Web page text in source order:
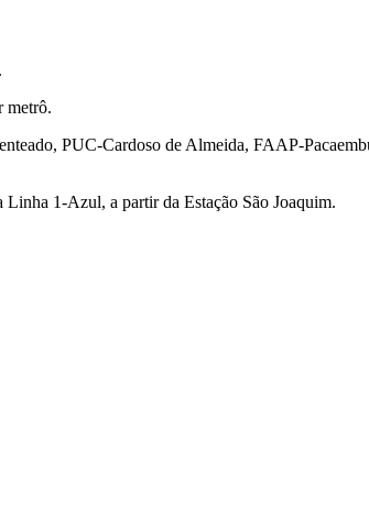
metrô.
PUC-Cardoso de Almeida, FAAP-
1-Azul, a partir da Estação São Joaquim.